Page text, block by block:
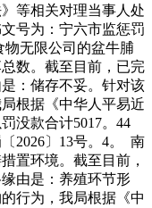
等相关对理当事人处
号为：宁六市监惩罚
物无限公司的盆牛脯
数。截至目前，已完
：储存不妥。针对该
根据《中华人平易近
没款合计5017。44
2026〕13号。4。 南
置环境。截至目前，
由是：养殖环节形
行为，我局根据《中